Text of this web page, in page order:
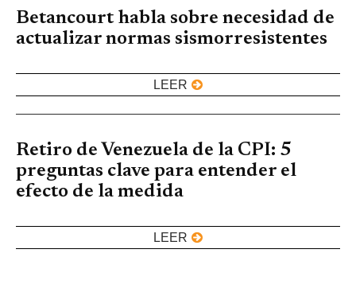
Betancourt habla sobre necesidad de
actualizar normas sismorresistentes
LEER
Retiro de Venezuela de la CPI: 5
preguntas clave para entender el
efecto de la medida
LEER